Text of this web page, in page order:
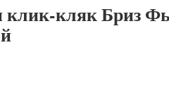
клик-кляк Бриз